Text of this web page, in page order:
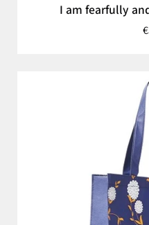
I am fearfully